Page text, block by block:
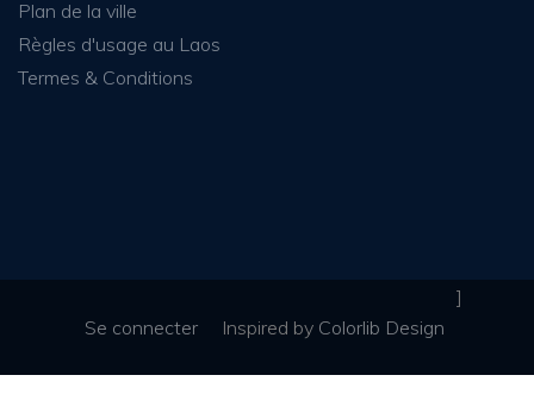
Plan de la ville
Règles d'usage au Laos
Termes & Conditions
Se connecter Inspired by Colorlib Design
]